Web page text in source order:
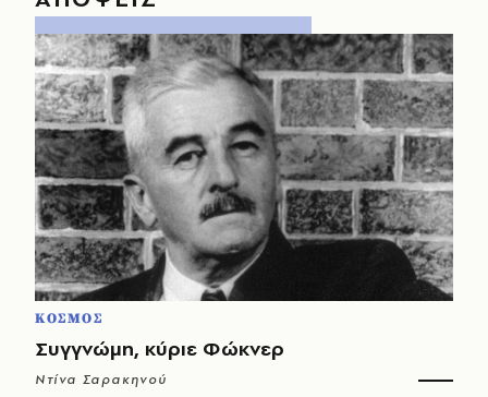
ΚΟΣΜΟΣ
Συγγνώμη, κύριε Φώκνερ
Ντίνα Σαρακηνού